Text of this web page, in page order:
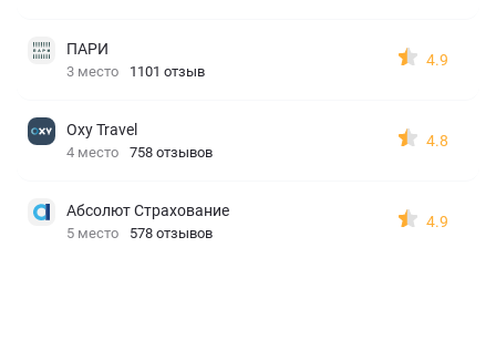
ПАРИ
3 место 1101 отзыв
4.9
Oxy Travel
4 место 758 отзывов
4.8
Абсолют Страхование
5 место 578 отзывов
4.9